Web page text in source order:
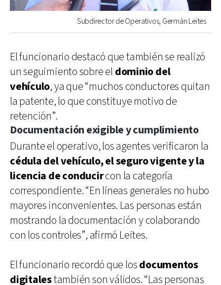
Subdirector de Operativos, Germán Leites
El funcionario destacó que también se realizó
un seguimiento sobre el dominio del
vehículo, ya que “muchos conductores quitan
la patente, lo que constituye motivo de
retención”.
Documentación exigible y cumplimiento
Durante el operativo, los agentes verificaron la
cédula del vehículo, el seguro vigente y la
licencia de conducircon la categoría
correspondiente. “En líneas generales no hubo
mayores inconvenientes. Las personas están
mostrando la documentación y colaborando
con los controles”, afirmó Leites.
El funcionario recordó que losdocumentos
digitalestambién son válidos. “Las personas